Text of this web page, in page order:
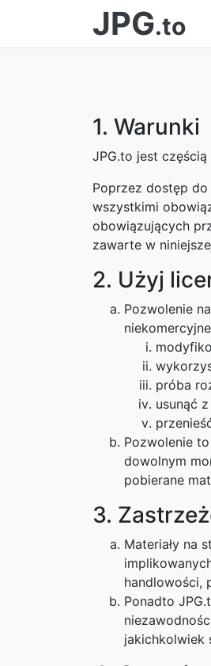
JPG.to
1. Warunki
JPG.to jest częścią
Poprzez dostęp
wszystkimi
obowiązujących
zawarte w
2. Użyj
Pozwolenie
próba
usunąć
Pozwolenie
dowolnym
pobierane
3.
Materiały na
handlowości,
Ponadto
jakichkolwiek